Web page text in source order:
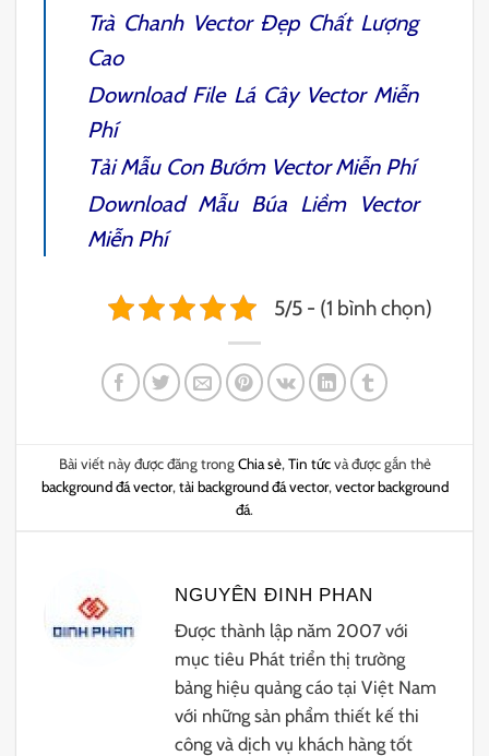
Trà Chanh VectorĐẹp Chất Lượng
Cao
Download File Lá Cây VectorMiễn
Phí
Tải Mẫu Con Bướm VectorMiễn Phí
Download Mẫu Búa Liềm Vector
Miễn Phí
5/5 - (1 bình chọn)
Bài viết này được đăng trongChia sẻ, Tin tứcvà được gắn thẻ
background đá vector, tải background đá vector, vector background
đá.
NGUYÊN ĐINH PHAN
Được thành lập năm 2007 với
mục tiêu Phát triển thị trường
bảng hiệu quảng cáo tại Việt Nam
với những sản phẩm thiết kế thi
công và dịch vụ khách hàng tốt